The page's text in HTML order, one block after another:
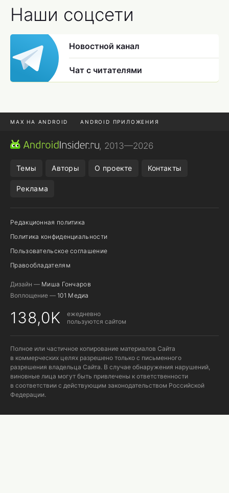
Наши соцсети
Новостной канал
Чат с читателями
MAX НА ANDROID ANDROID ПРИЛОЖЕНИЯ
MAX ИЗ RUSTORE
, 2013—2026
Темы Авторы О проекте Контакты
Реклама
Редакционная политика
Политика конфиденциальности
Пользовательское соглашение
Правообладателям
Дизайн — Миша Гончаров
Воплощение — 101 Медиа
138,0K
ежедневно
пользуются сайтом
Полное или частичное копирование материалов Сайта
в коммерческих целях разрешено только с письменного
разрешения владельца Сайта. В случае обнаружения нарушений,
виновные лица могут быть привлечены к ответственности
в соответствии с действующим законодательством Российской
Федерации.